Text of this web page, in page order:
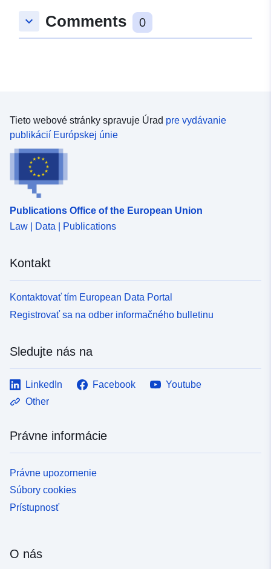
48.9212321 ], [ 9.1147837,
48.9202375 ], [ 9.1130006,
http://data.europa.eu/eli/reg/2009/
uriRef:
keyboard_arrow_down Comments 0
Tieto webové stránky spravuje Úrad pre vydávanie
publikácií Európskej únie
Publications Office of the European Union
Law | Data | Publications
Kontakt
Kontaktovať tím European Data Portal
Registrovať sa na odber informačného bulletinu
Sledujte nás na
LinkedIn Facebook
Youtube
Other
Právne informácie
Právne upozornenie
Súbory cookies
Prístupnosť
O nás